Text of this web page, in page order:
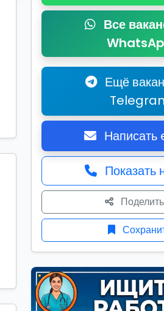
Все
Ещё
Показать